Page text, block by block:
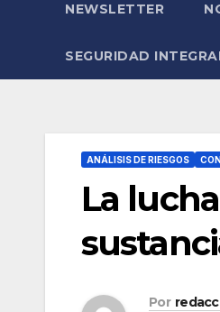
NEWSLETTER
SEGURIDAD
ANÁLISIS DE RIESGOS
La
Por